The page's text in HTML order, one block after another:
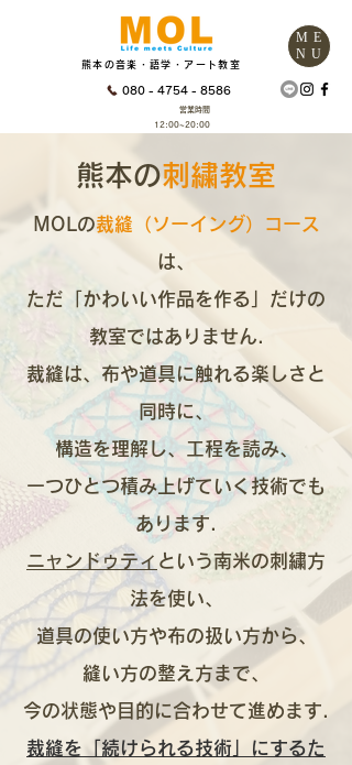
熊本の音楽・語学・アート教室
080 - 4754 - 8586
営業時間
12:00~20:00
ME
NU
​熊本の刺繍教室
MOLの裁縫（ソーイング）コース
は、
ただ「かわいい作品を作る」だけの
教室ではありません.
裁縫は、布や道具に触れる楽しさと
同時に、
構造を理解し、工程を読み、
一つひとつ積み上げていく技術でも
あります.
ニャンドゥティ という南米の刺繍方
法を使い、
道具の使い方や布の扱い方から、
縫い方の整え方まで、
今の状態や目的に合わせて進めます.
裁縫を「続けられる技術」にするた